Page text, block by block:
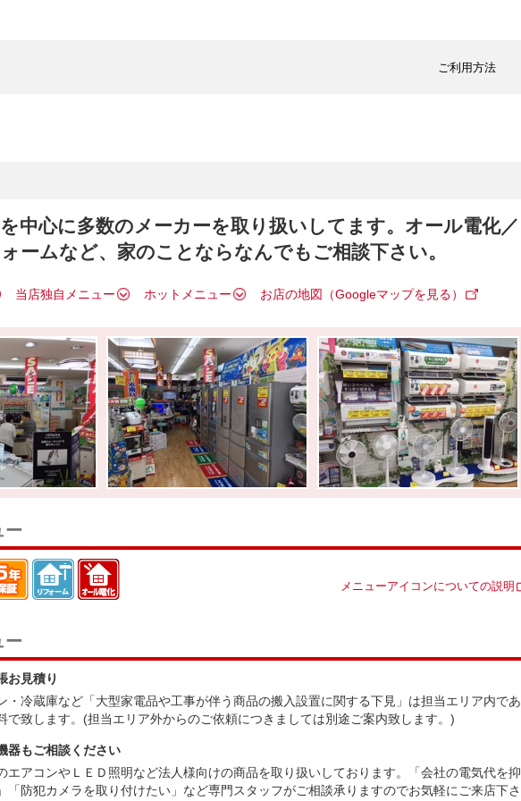
ご利用方法
中心に多数のメーカーを取り扱いしてます。オール電化／
ームなど、家のことならなんでもご相談下さい。
当店独自メニュー ホットメニュー お店の地図（Googleマップを見る）
ー
メニューアイコンについての説明
ー
お見積り
・冷蔵庫など「大型家電品や工事が伴う商品の搬入設置に関する下見」は担当エリア内であ
で致します。(担当エリア外からのご依頼につきましては別途ご案内致します。)
器もご相談ください
エアコンやＬＥＤ照明など法人様向けの商品を取り扱いしております。「会社の電気代を抑
「防犯カメラを取り付けたい」など専門スタッフがご相談承りますのでお気軽にご来店下さ